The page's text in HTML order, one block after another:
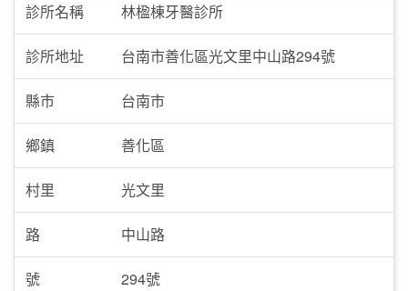
診所名稱 林楹棟牙醫診所
診所地址 台南市善化區光文里中山路294號
縣市 台南市
鄉鎮 善化區
村里 光文里
路 中山路
號 294號